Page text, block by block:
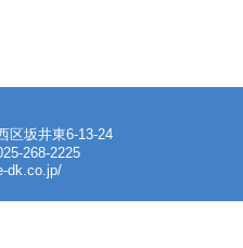
区坂井東6-13-24
268-2225
dk.co.jp/